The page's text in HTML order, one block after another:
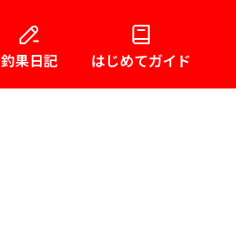
釣果日記 はじめてガイド